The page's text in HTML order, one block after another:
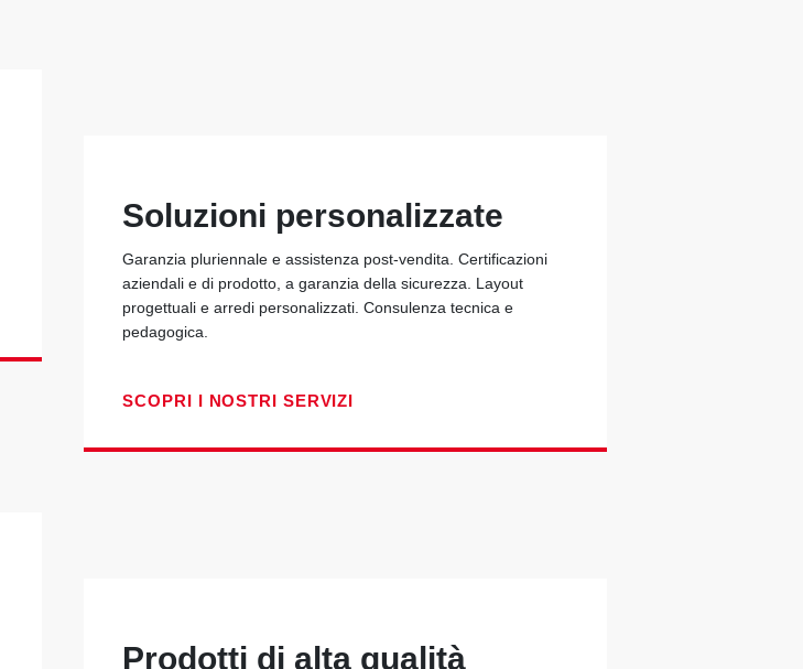
Soluzioni personalizzate
Garanzia pluriennale e assistenza post-vendita. Certificazioni
aziendali e di prodotto, a garanzia della sicurezza. Layout
progettuali e arredi personalizzati. Consulenza tecnica e
pedagogica.
SCOPRI I NOSTRI SERVIZI
Prodotti di alta qualità